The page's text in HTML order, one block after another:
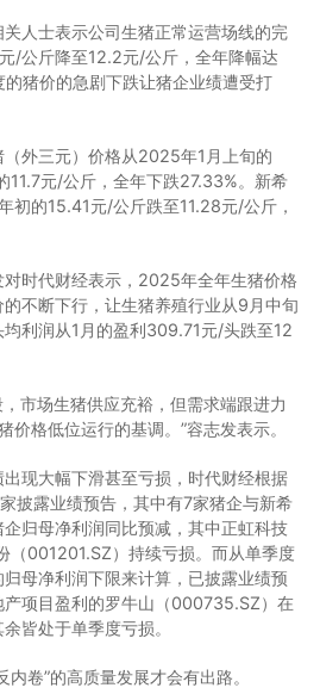
人士表示公司生猪正常运营场线的完
/公斤降至12.2元/公斤，全年降幅达
猪价的急剧下跌让猪企业绩遭受打
外三元）价格从2025年1月上旬的
11.7元/公斤，全年下跌27.33%。新希
初的15.41元/公斤跌至11.28元/公斤，
时代财经表示，2025年全年生猪价格
不断下行，让生猪养殖行业从9月中旬
利润从1月的盈利309.71元/头跌至12
市场生猪供应充裕，但需求端跟进力
格低位运行的基调。”容志发表示。
现大幅下滑甚至亏损，时代财经根据
披露业绩预告，其中有7家猪企与新希
归母净利润同比预减，其中正虹科技
（001201.SZ）持续亏损。而从单季度
母净利润下限来计算，已披露业绩预
产项目盈利的罗牛山（000735.SZ）在
皆处于单季度亏损。
卷”的高质量发展才会有出路。